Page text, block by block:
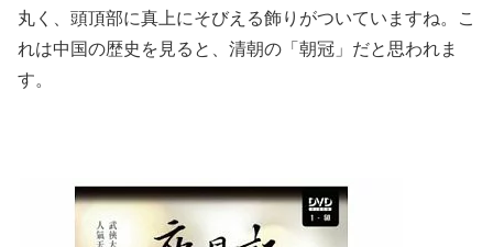
丸く、頭頂部に真上にそびえる飾りがついていますね。こ
れは中国の歴史を見ると、清朝の「朝冠」だと思われま
す。